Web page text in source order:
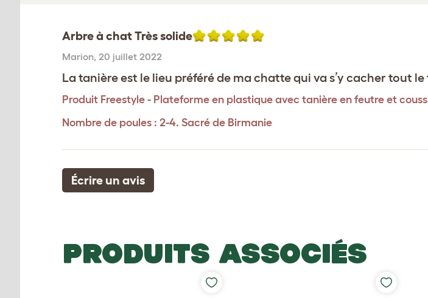
Arbre à chat Très solide
Marion, 20 juillet 2022
La tanière est le lieu préféré de ma chatte qui va s’y cacher tout
Produit Freestyle - Plateforme en plastique avec tanière en feutre et
Nombre de poules : 2-4. Sacré de Birmanie
Écrire un avis
PRODUITS ASSOCIÉS